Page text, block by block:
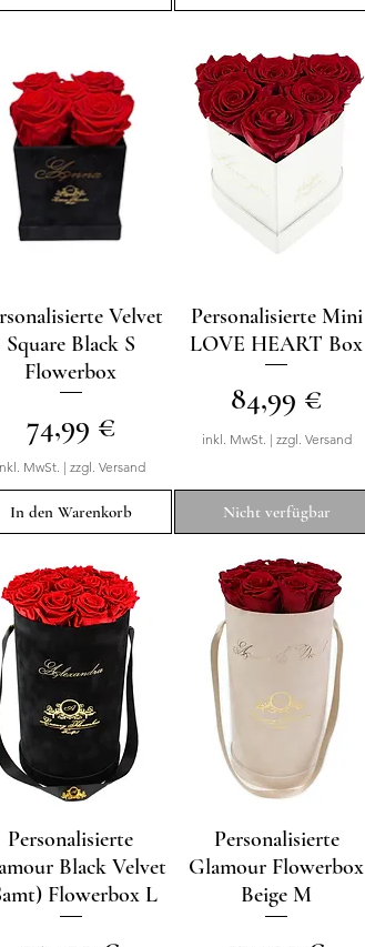
SchnellansichtVelvet
Square Black S
Flowerbox
Preis
74,99 €
MwSt. |zzgl. Versand
In den Warenkorb
Schnellansicht
Personalisierte Mini
LOVE HEART Box
Preis
84,99 €
inkl. MwSt. | zzgl. Versand
Nicht verfügbar
Schnellansicht
Personalisierte
Black Velvet
Flowerbox L
Schnellansicht
Personalisierte
Glamour Flowerbox
Beige M